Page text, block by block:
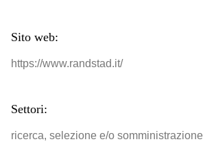
Sito web:
https://www.randstad.it/
Settori:
ricerca, selezione e/o